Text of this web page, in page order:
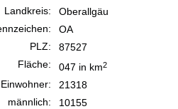
Landkreis:
Oberallgäu
OA
PLZ:
87527
Fläche:
047 in km2
Einwohner:
21318
männlich:
10155